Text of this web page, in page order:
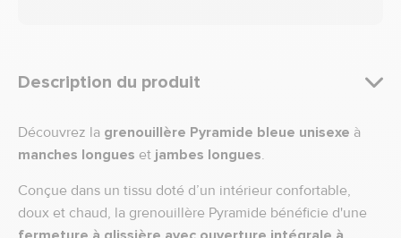
Description du produit
Découvrez la grenouillère Pyramide bleue unisexe à
manches longues et jambes longues.
Conçue dans un tissu doté d’un intérieur confortable,
doux et chaud, la grenouillère Pyramide bénéficie d'une